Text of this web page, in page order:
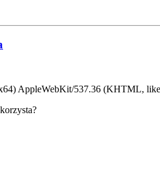
AppleWebKit/537.36 (KHTML,